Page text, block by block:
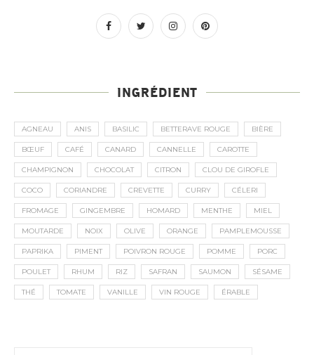
INGRÉDIENT
AGNEAU ANIS BASILIC BETTERAVE ROUGE BIÈRE
BŒUF CAFÉ CANARD CANNELLE CAROTTE
CHAMPIGNON CHOCOLAT CITRON CLOU DE GIROFLE
COCO CORIANDRE CREVETTE CURRY CÉLERI
FROMAGE GINGEMBRE HOMARD MENTHE MIEL
MOUTARDE NOIX OLIVE ORANGE PAMPLEMOUSSE
PAPRIKA PIMENT POIVRON ROUGE POMME PORC
POULET RHUM RIZ SAFRAN SAUMON SÉSAME
THÉ TOMATE VANILLE VIN ROUGE ÉRABLE